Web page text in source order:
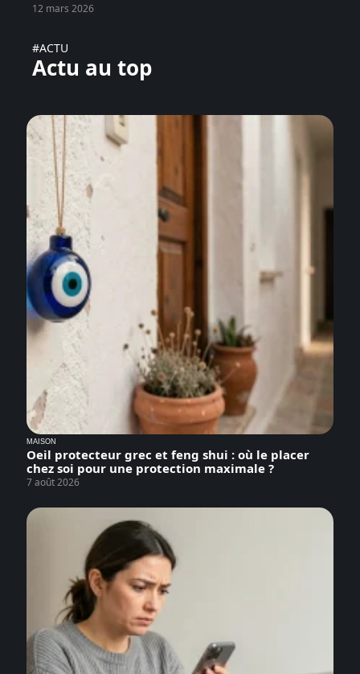
12 mars 2026
#ACTU
Actu au top
MAISON
Oeil protecteur grec et feng shui : où le placer
chez soi pour une protection maximale ?
7 août 2026